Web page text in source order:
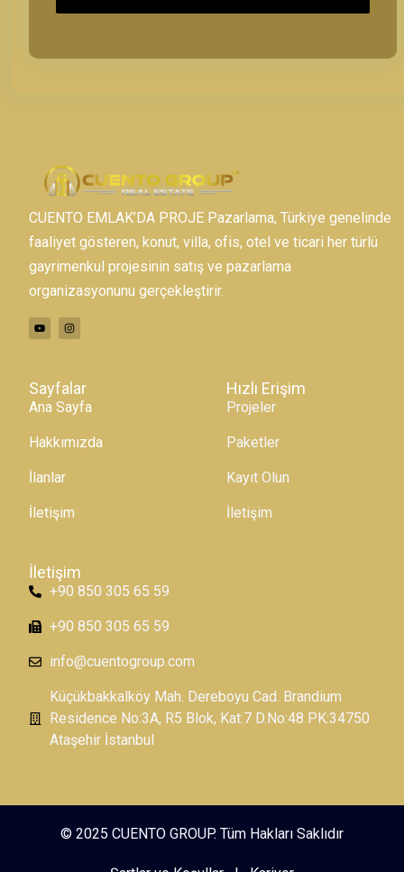
CUENTO EMLAK’DA PROJE Pazarlama, Türkiye genelinde
faaliyet gösteren, konut, villa, ofis, otel ve ticari her türlü
gayrimenkul projesinin satış ve pazarlama
organizasyonunu gerçekleştirir.
Sayfalar
Ana Sayfa
Hakkımızda
İlanlar
İletişim
Hızlı Erişim
Projeler
Paketler
Kayıt Olun
İletişim
İletişim
+90 850 305 65 59
+90 850 305 65 59
info@cuentogroup.com
Küçükbakkalköy Mah. Dereboyu Cad. Brandium
Residence No:3A, R5 Blok, Kat:7 D.No:48 PK:34750
Ataşehir İstanbul
© 2025 CUENTO GROUP. Tüm Hakları Saklıdır